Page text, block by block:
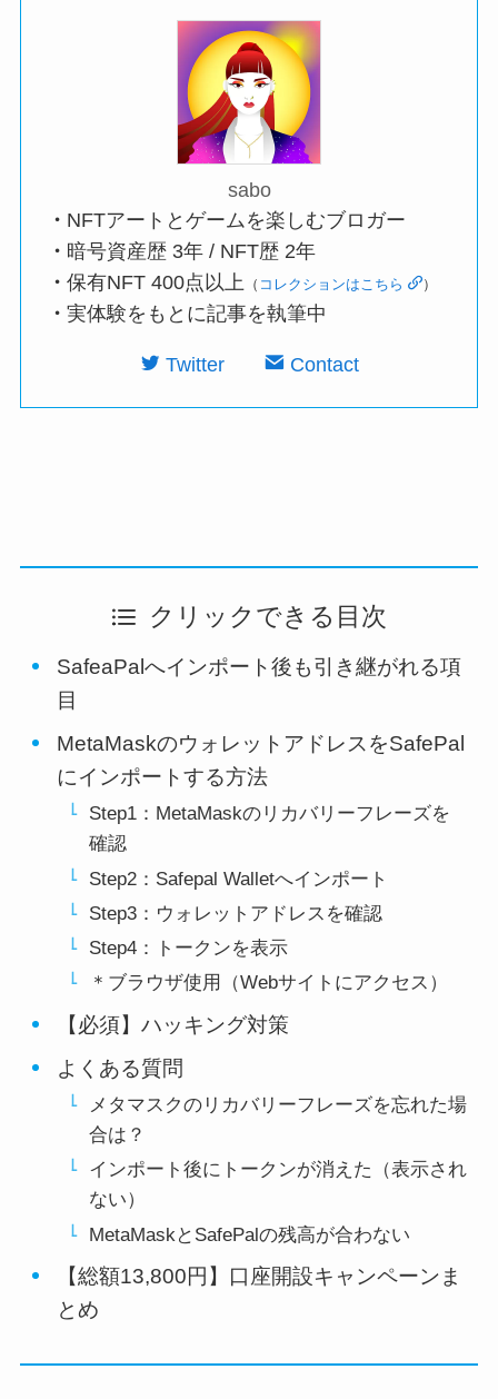
sabo
・ NFTアートとゲームを楽しむブロガー
・ 暗号資産歴 3年 / NFT歴 2年
・保有NFT 400点以上 （ コレクションはこちら ）
・実体験をもとに記事を執筆中
Twitter Contact
クリックできる目次
SafeaPalへインポート後も引き継がれる項
目
MetaMaskのウォレットアドレスをSafePal
にインポートする方法
Step1：MetaMaskのリカバリーフレーズを
確認
Step2：Safepal Walletへインポート
Step3：ウォレットアドレスを確認
Step4：トークンを表示
＊ブラウザ使用（Webサイトにアクセス）
【必須】ハッキング対策
よくある質問
メタマスクのリカバリーフレーズを忘れた場
合は？
インポート後にトークンが消えた（表示され
ない）
MetaMaskとSafePalの残高が合わない
【総額13,800円】口座開設キャンペーンま
とめ